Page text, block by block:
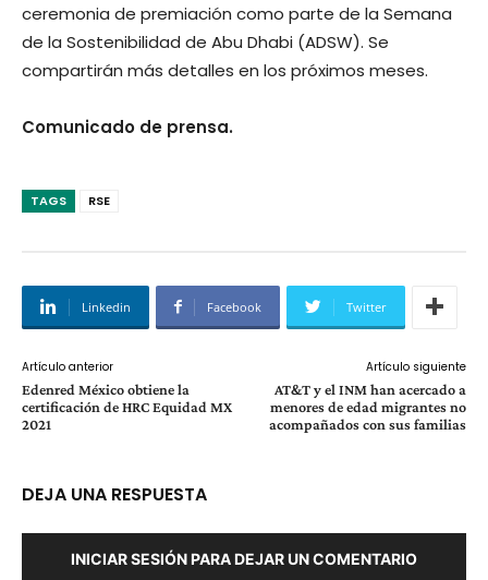
ceremonia de premiación como parte de la Semana
de la Sostenibilidad de Abu Dhabi (ADSW). Se
compartirán más detalles en los próximos meses.
Comunicado de prensa.
TAGS RSE
Linkedin Facebook Twitter
Artículo anterior
Edenred México obtiene la
certificación de HRC Equidad MX
2021
Artículo siguiente
AT&T y el INM han acercado a
menores de edad migrantes no
acompañados con sus familias
DEJA UNA RESPUESTA
INICIAR SESIÓN PARA DEJAR UN COMENTARIO